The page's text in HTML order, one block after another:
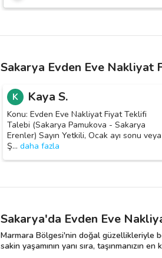
Sakarya Evden Eve Nakliyat
K Kaya S.
Konu: Evden Eve Nakliyat Fiyat Teklifi
Talebi (Sakarya Pamukova - Sakarya
Erenler) Sayın Yetkili, Ocak ayı sonu veya
Ş… daha fazla
Sakarya'da Evden Eve
Marmara Bölgesi'nin doğal güzellikleriyle
sakin yaşamının yanı sıra,